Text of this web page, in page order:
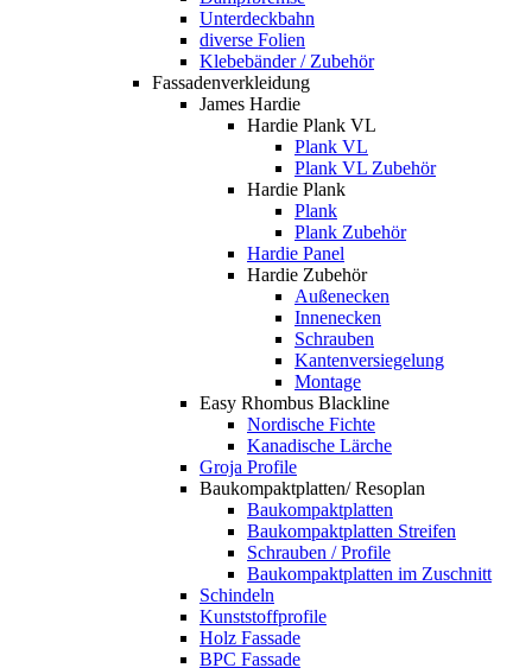
Unterdeckbahn
diverse Folien
Klebebänder / Zubehör
Fassadenverkleidung
James Hardie
Hardie Plank VL
Plank VL
Plank VL Zubehör
Hardie Plank
Plank
Plank Zubehör
Hardie Panel
Hardie Zubehör
Außenecken
Innenecken
Schrauben
Kantenversiegelung
Montage
Easy Rhombus Blackline
Nordische Fichte
Kanadische Lärche
Groja Profile
Baukompaktplatten/ Resoplan
Baukompaktplatten
Baukompaktplatten Streifen
Schrauben / Profile
Baukompaktplatten im Zuschnitt
Schindeln
Kunststoffprofile
Holz Fassade
BPC Fassade